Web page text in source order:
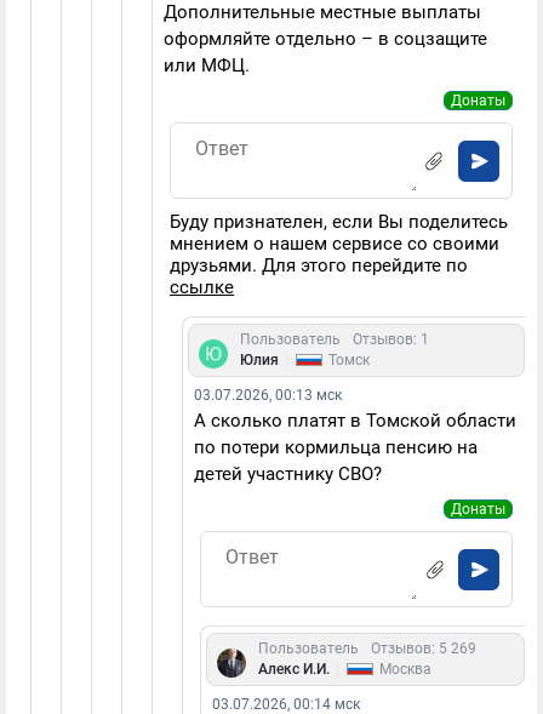
Дополнительные местные выплаты
оформляйте отдельно – в соцзащите
или МФЦ.
Донаты
Буду признателен, если Вы поделитесь
мнением о нашем сервисе со своими
друзьями. Для этого перейдите по
ссылке
Пользователь
Отзывов: 1
Юлия
Томск
03.07.2026, 00:13 мск
А сколько платят в Томской области
по потери кормильца пенсию на
детей участнику СВО?
Донаты
Пользователь
Отзывов: 5 269
Алекс И.И.
Москва
03.07.2026, 00:14 мск